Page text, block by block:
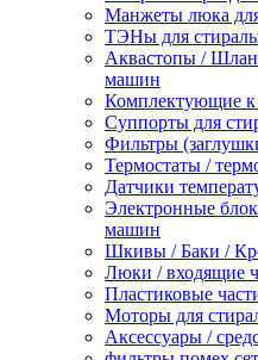
Манжеты люка
ТЭНы для
Аквастопы /
машин
Комплектующие к
Суппорты для
Фильтры
Термостаты /
Датчики
Электронные
машин
Шкивы / Баки /
Люки / входящие
Пластиковые
Моторы для
Аксессуары /